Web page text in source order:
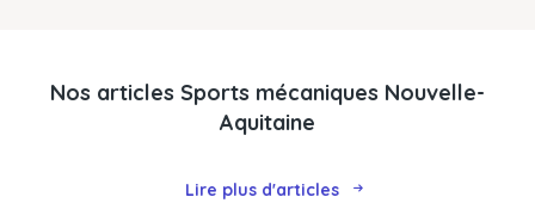
Nos articles Sports mécaniques Nouvelle-
Aquitaine
Lire plus d'articles